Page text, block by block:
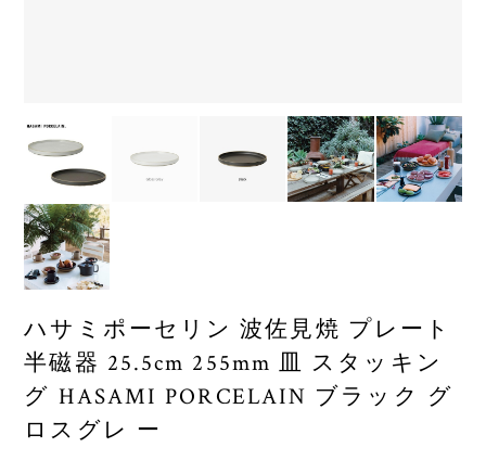
ハサミポーセリン 波佐見焼 プレート
半磁器 25.5cm 255mm 皿 スタッキン
グ HASAMI PORCELAIN ブラック グ
ロスグレ ー